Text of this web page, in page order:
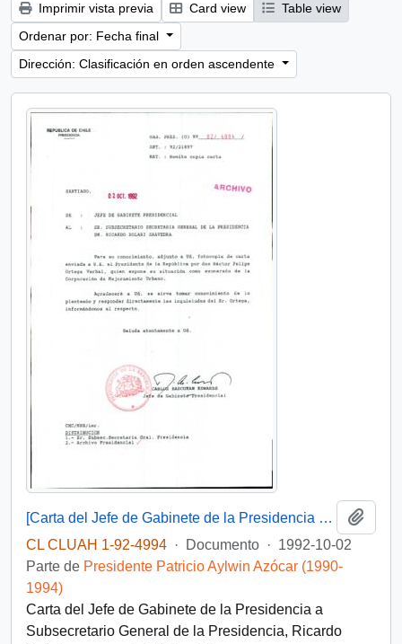
Imprimir vista previa Card view
Table view
Ordenar por: Fecha final
Dirección: Clasificación en orden ascendente
[Carta del Jefe de Gabinete de la Presidencia a Subsecretario General de la Presidencia]
CL CLUAH 1-92-4994 · Documento · 1992-10-02
Parte de Presidente Patricio Aylwin Azócar (1990-
1994)
Carta del Jefe de Gabinete de la Presidencia a
Subsecretario General de la Presidencia, Ricardo